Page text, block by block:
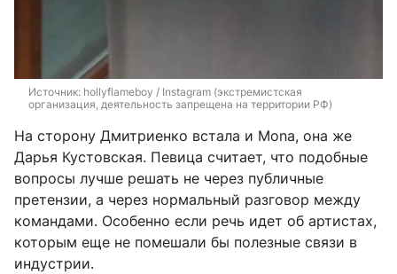
Источник: hollyflameboy / Instagram (экстремистская
организация, деятельность запрещена на территории РФ)
На сторону Дмитриенко встала и Mona, она же
Дарья Кустовская. Певица считает, что подобные
вопросы лучше решать не через публичные
претензии, а через нормальный разговор между
командами. Особенно если речь идет об артистах,
которым еще не помешали бы полезные связи в
индустрии.